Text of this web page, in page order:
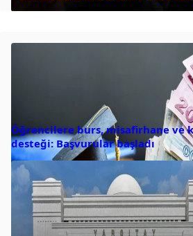
Öğrencilere burs, misafirhane ve
desteği: Başvurular başladı